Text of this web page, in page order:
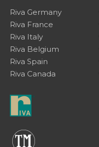
Riva Germany
Riva France
Riva Italy
Riva Belgium
Riva Spain
Riva Canada